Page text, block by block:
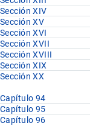
Sección XIV
Sección XV
Sección XVI
Sección XVII
Sección XVIII
Sección XIX
Sección XX
Capítulo 94
Capítulo 95
Capítulo 96